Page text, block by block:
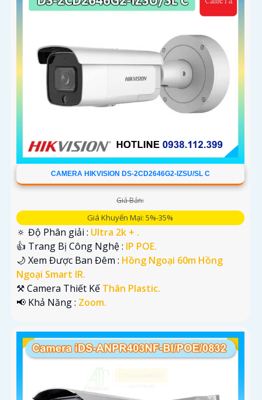
CAMERA HIKVISION DS-2CD2646G2-IZSU/SL C
Giá Bán:
Giá Khuyến Mại: 5%-35%
🔅 Độ Phân giải : Ultra 2k + .
👍 Trang Bị Công Nghệ : IP POE.
🌙 Xem Được Ban Đêm : Hồng Ngoại 60m Hồng
Ngoại Smart IR.
⚒ Camera Thiết Kế Thân Plastic.
️📢 Khả Năng : Zoom.